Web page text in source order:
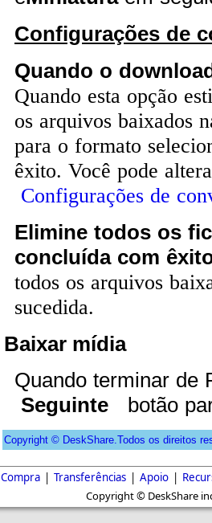
Configurações de
Quando o
Quando esta opção
os arquivos baixados
para o formato
êxito. Você pode
Configurações de
Elimine todos os
concluída com
todos os arquivos
sucedida.
Baixar mídia
Quando terminar de
Seguinte
botão
Copyright © DeskShare.Todos os direitos
Compra | Transferências | Apoio |
Copyright © DeskShare